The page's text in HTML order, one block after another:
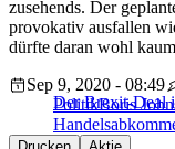
zusehends. Der
provokativ ausfallen
dürfte daran wohl
Der Brexit-Deal
Sep 9, 2020 - 08:49
PolitikBoris